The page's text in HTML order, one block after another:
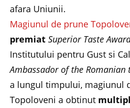
afara Uniunii.
Magiunul de prune
premiat Superior Taste
Institutului pentru Gust si
Ambassador of the
a lungul timpului, magiunul
Topoloveni a obtinut